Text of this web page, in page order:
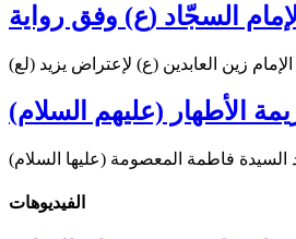
السجّاد (ع) وفق رواية
زين العابدين (ع) لإعتراض يزيد (لع)
الأطهار (عليهم السلام)
السيدة فاطمة المعصومة (عليها السلام)
الفیدیوهات